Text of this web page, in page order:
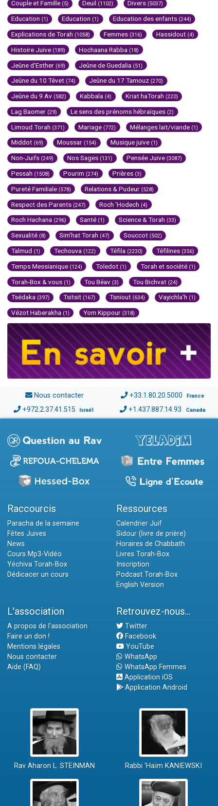
Couple et Famille (5) Deuil (1102) Divers (5037)
Education (1) Education (1) Education des enfants (244)
Explications de Torah (1058) Femmes (316) Hassidout (4)
Histoire Juive (189) Hochaana Rabba (18)
Jeûne d'Esther (69) Jeûne de Guedalia (51)
Jeûne du 10 Tévet (74) Jeûne du 17 Tamouz (270)
Jeûne du 9 Av (582) Kabbala (4) Kriat haTorah (220)
Lag Baomer (29) Le sens des prénoms hébraïques (2)
Limoud Torah (371) Mariage (772) Mélanges lait/viande (1)
Middot (69) Moussar (154) Musique juive (1)
Non-Juifs (249) Nos Sages (131) Pensée Juive (3087)
Pessah (1508) Pourim (274) Prières (3)
Pureté Familiale (578) Relations & Pudeur (528)
Respect des Parents (247) Roch 'Hodech (4)
Roch Hachana (296) Santé (1) Science & Torah (33)
Sexualité (8) Sim'hat Torah (47) Souccot (502)
Talmud (1) Techouva (122) Téfila (2230) Téfilines (356)
Temps Messianique (124) Toledot (1) Torah et société (1)
Torah-Box & vous (1) Tou Béav (3) Tou Bichvat (24)
Tsédaka (397) Tsitsit (167) Tsniout (634) Vayichla'h (1)
Vézot Haberakha (1) Yom Kippour (318)
Nous contacter +33.1.80.20.5000 France
+972.2.37.41.515 Israël +1.437.887.14.93 Canada
Raccourcis
Paracha de la semaine
Fêtes Juives
News
Cours Mp3-Vidéo
Yéchiva Torah-Box
Dédicacer un cours
Ressources
Calendrier Juif
Sidour (livre de prière)
Horaires de Chabbath
Livres Torah-Box
Inscription
Podcast Torah-Box
English Version
L'association
A propos de l'association
Faire un don !
Mentions légales
Nous contacter
Aide (FAQ)
Retrouvez-nous...
Twitter
Facebook
YouTube
WhatsApp
WhatsApp Femmes
Application iOS
Application Android
Rav Aharon L. STEINMAN Rabbi 'Haïm KANIEWSKI